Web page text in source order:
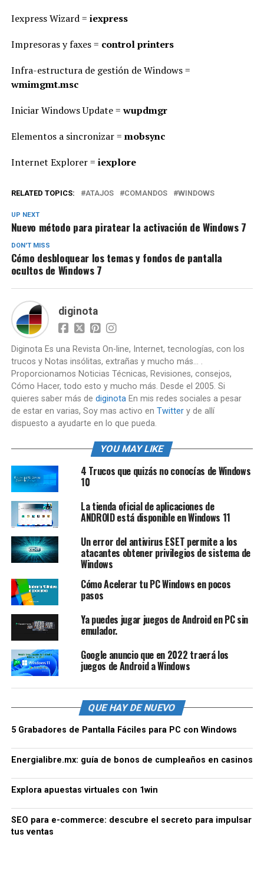
Iexpress Wizard = iexpress
Impresoras y faxes = control printers
Infra-estructura de gestión de Windows =
wmimgmt.msc
Iniciar Windows Update =wupdmgr
Elementos a sincronizar = mobsync
Internet Explorer = iexplore
RELATED TOPICS: ATAJOS COMANDOS WINDOWS
UP NEXT
Nuevo método para piratear la activación de Windows 7
DON'T MISS
Cómo desbloquear los temas y fondos de pantalla
ocultos de Windows 7
diginota
Diginota Es una Revista On-line, Internet, tecnologías, con los
trucos y Notas insólitas, extrañas y mucho más... .
Proporcionamos Noticias Técnicas, Revisiones, consejos,
Cómo Hacer, todo esto y mucho más. Desde el 2005. Si
quieres saber más de diginotaEn mis redes sociales a pesar
de estar en varias, Soy mas activo en Twittery de allí
dispuesto a ayudarte en lo que pueda.
YOU MAY LIKE
4 Trucos que quizás no conocías de Windows
10
La tienda oficial de aplicaciones de
ANDROID está disponible en Windows 11
Un error del antivirus ESET permite a los
atacantes obtener privilegios de sistema de
Windows
Cómo Acelerar tu PC Windows en pocos
pasos
Ya puedes jugar juegos de Android en PC sin
emulador.
Google anuncio que en 2022 traerá los
juegos de Android a Windows
QUE HAY DE NUEVO
5 Grabadores de Pantalla Fáciles para PC con Windows
Energialibre.mx: guía de bonos de cumpleaños en casinos
Explora apuestas virtuales con 1win
SEO para e-commerce: descubre el secreto para impulsar
tus ventas